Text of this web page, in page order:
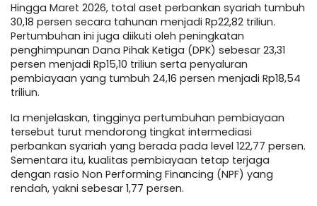
Hingga Maret 2026, total aset perbankan syariah tumbuh
30,18 persen secara tahunan menjadi Rp22,82 triliun.
Pertumbuhan ini juga diikuti oleh peningkatan
penghimpunan Dana Pihak Ketiga (DPK) sebesar 23,31
persen menjadi Rp15,10 triliun serta penyaluran
pembiayaan yang tumbuh 24,16 persen menjadi Rp18,54
triliun.
Ia menjelaskan, tingginya pertumbuhan pembiayaan
tersebut turut mendorong tingkat intermediasi
perbankan syariah yang berada pada level 122,77 persen.
Sementara itu, kualitas pembiayaan tetap terjaga
dengan rasio Non Performing Financing (NPF) yang
rendah, yakni sebesar 1,77 persen.